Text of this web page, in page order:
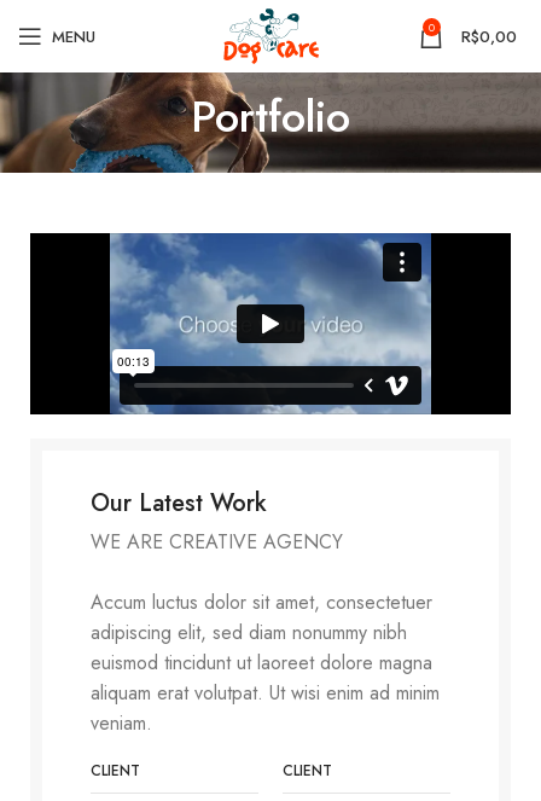
MENU 0 R$0,00
Portfolio
Our Latest Work
WE ARE CREATIVE AGENCY
Accum luctus dolor sit amet, consectetuer
adipiscing elit, sed diam nonummy nibh
euismod tincidunt ut laoreet dolore magna
aliquam erat volutpat. Ut wisi enim ad minim
veniam.
CLIENT CLIENT